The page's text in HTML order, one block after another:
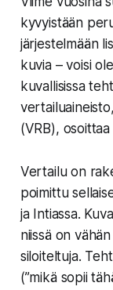
kyvyistään
järjestelmään
kuvia – voisi
kuvallisissa
(VRB),
Vertailu on
poimittu
ja Intiassa.
niissä on
siloiteltuja.
(”mikä sopii